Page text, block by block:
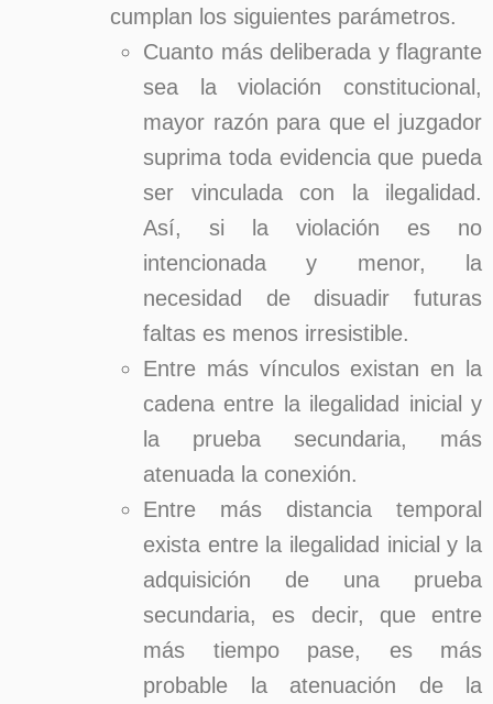
cumplan los siguientes parámetros.
Cuanto más deliberada y flagrante
sea la violación constitucional,
mayor razón para que el juzgador
suprima toda evidencia que pueda
ser vinculada con la ilegalidad.
Así, si la violación es no
intencionada y menor, la
necesidad de disuadir futuras
faltas es menos irresistible.
Entre más vínculos existan en la
cadena entre la ilegalidad inicial y
la prueba secundaria, más
atenuada la conexión.
Entre más distancia temporal
exista entre la ilegalidad inicial y la
adquisición de una prueba
secundaria, es decir, que entre
más tiempo pase, es más
probable la atenuación de la